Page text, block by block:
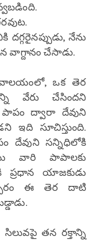
దగ్గరైనప్పుడు, నేను
వాగ్దానం చేసాడు.
ఒక తెర
వేరు చేసిందని
పాపం ద్వారా దేవుని
ఇది సూచిస్తుంది.
దేవుని సన్నిధిలోకి
వారి పాపాలకు
ప్రధాన యాజకుడు
ఈ తెర దాటి
సిలువపై తన రక్తాన్ని